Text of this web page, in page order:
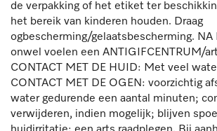
de verpakking of het etiket ter
het bereik van kinderen houden. Draag
ogbescherming/gelaatsbescherming. NA
onwel voelen een ANTIGIFCENTRUM/
CONTACT MET DE HUID: Met veel
CONTACT MET DE OGEN: voorzichtig
water gedurende een aantal minuten;
verwijderen, indien mogelijk; blijven